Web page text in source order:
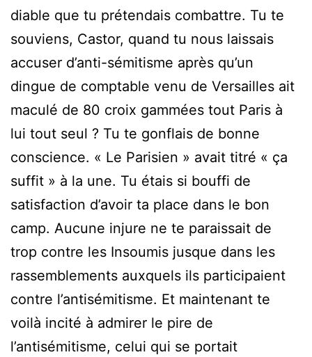
diable que tu prétendais combattre. Tu te
souviens, Castor, quand tu nous laissais
accuser d’anti-sémitisme après qu’un
dingue de comptable venu de Versailles ait
maculé de 80 croix gammées tout Paris à
lui tout seul ? Tu te gonflais de bonne
conscience. « Le Parisien » avait titré « ça
suffit » à la une. Tu étais si bouffi de
satisfaction d’avoir ta place dans le bon
camp. Aucune injure ne te paraissait de
trop contre les Insoumis jusque dans les
rassemblements auxquels ils participaient
contre l’antisémitisme. Et maintenant te
voilà incité à admirer le pire de
l’antisémitisme, celui qui se portait